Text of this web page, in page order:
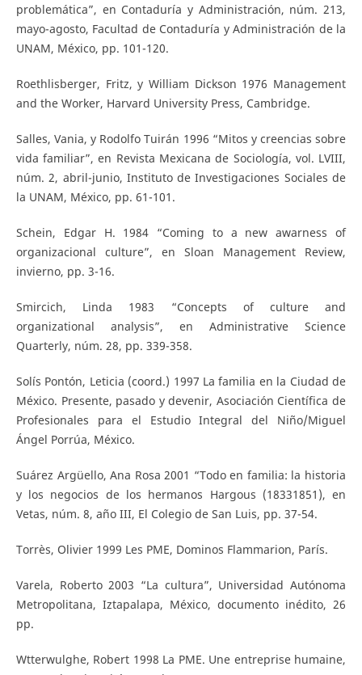
problemática”, en Contaduría y Administración, núm. 213,
mayo-agosto, Facultad de Contaduría y Administración de la
UNAM, México, pp. 101-120.
Roethlisberger, Fritz, y William Dickson 1976 Management
and the Worker, Harvard University Press, Cambridge.
Salles, Vania, y Rodolfo Tuirán 1996 “Mitos y creencias sobre
vida familiar”, en Revista Mexicana de Sociología, vol. LVIII,
núm. 2, abril-junio, Instituto de Investigaciones Sociales de
la UNAM, México, pp. 61-101.
Schein, Edgar H. 1984 “Coming to a new awarness of
organizacional culture”, en Sloan Management Review,
invierno, pp. 3-16.
Smircich, Linda 1983 “Concepts of culture and
organizational analysis”, en Administrative Science
Quarterly, núm. 28, pp. 339-358.
Solís Pontón, Leticia (coord.) 1997 La familia en la Ciudad de
México. Presente, pasado y devenir, Asociación Científica de
Profesionales para el Estudio Integral del Niño/Miguel
Ángel Porrúa, México.
Suárez Argüello, Ana Rosa 2001 “Todo en familia: la historia
y los negocios de los hermanos Hargous (18331851), en
Vetas, núm. 8, año III, El Colegio de San Luis, pp. 37-54.
Torrès, Olivier 1999 Les PME, Dominos Flammarion, París.
Varela, Roberto 2003 “La cultura”, Universidad Autónoma
Metropolitana, Iztapalapa, México, documento inédito, 26
pp.
Wtterwulghe, Robert 1998 La PME. Une entreprise humaine,